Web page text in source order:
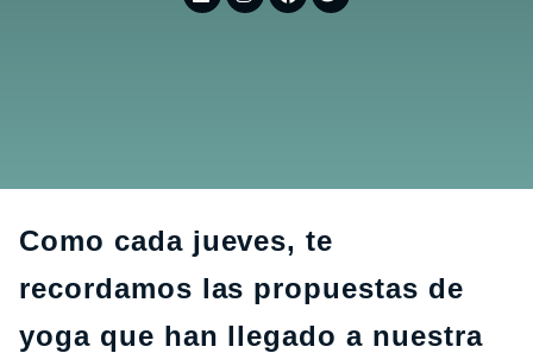
Como cada jueves, te
recordamos las propuestas de
yoga que han llegado a nuestra